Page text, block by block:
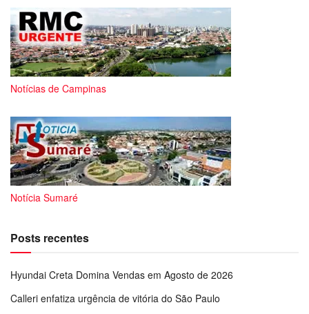
Notícias de Campinas
Notícia Sumaré
Posts recentes
Hyundai Creta Domina Vendas em Agosto de 2026
Calleri enfatiza urgência de vitória do São Paulo